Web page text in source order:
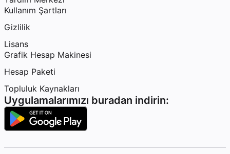
Kullanım Şartları
Gizlilik
Lisans
Grafik Hesap Makinesi
Hesap Paketi
Topluluk Kaynakları
Uygulamalarımızı buradan indirin: